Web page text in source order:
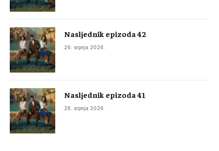
Nasljednik epizoda 42
26. srpnja 2026.
Nasljednik epizoda 41
26. srpnja 2026.